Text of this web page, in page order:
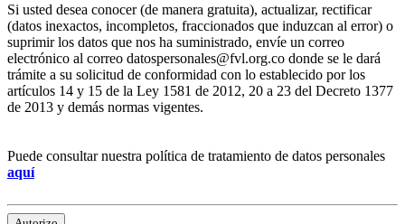
Si usted desea conocer (de manera gratuita), actualizar, rectificar
(datos inexactos, incompletos, fraccionados que induzcan al error) o
suprimir los datos que nos ha suministrado, envíe un correo
electrónico al correo datospersonales@fvl.org.co donde se le dará
trámite a su solicitud de conformidad con lo establecido por los
artículos 14 y 15 de la Ley 1581 de 2012, 20 a 23 del Decreto 1377
de 2013 y demás normas vigentes.
Puede consultar nuestra política de tratamiento de datos personales
aquí